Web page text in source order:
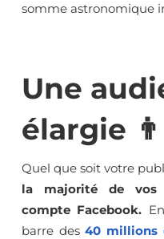
somme astronomique
Une
élargie
Quel que soit votre
la majorité de vos
compte Facebook.
barre des40 millions